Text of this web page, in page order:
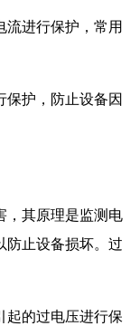
流进行保护，常用
保护，防止设备因
，其原理是监测电
防止设备损坏。过
起的过电压进行保